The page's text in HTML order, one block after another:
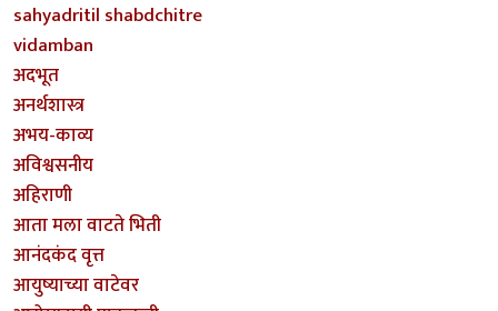
sahyadritil shabdchitre
vidamban
अदभूत
अनर्थशास्त्र
अभय-काव्य
अविश्वसनीय
अहिराणी
आता मला वाटते भिती
आनंदकंद वृत्त
आयुष्याच्या वाटेवर